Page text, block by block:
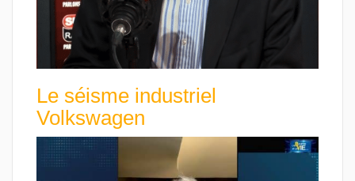
Le séisme industriel
Volkswagen